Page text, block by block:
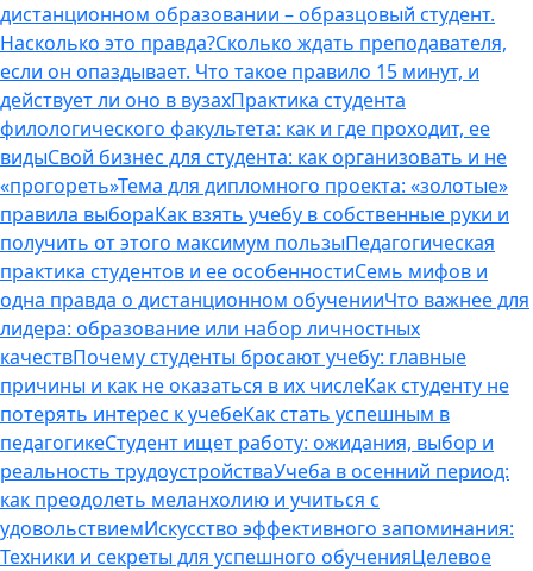
дистанционном образовании – образцовый студент.
Насколько это правда?Сколько ждать преподавателя,
если он опаздывает. Что такое правило 15 минут, и
действует ли оно в вузахПрактика студента
филологического факультета: как и где проходит, ее
видыСвой бизнес для студента: как организовать и не
«прогореть»Тема для дипломного проекта: «золотые»
правила выбораКак взять учебу в собственные руки и
получить от этого максимум пользыПедагогическая
практика студентов и ее особенностиСемь мифов и
одна правда о дистанционном обученииЧто важнее для
лидера: образование или набор личностных
качествПочему студенты бросают учебу: главные
причины и как не оказаться в их числеКак студенту не
потерять интерес к учебеКак стать успешным в
педагогикеСтудент ищет работу: ожидания, выбор и
реальность трудоустройстваУчеба в осенний период:
как преодолеть меланхолию и учиться с
удовольствиемИскусство эффективного запоминания:
Техники и секреты для успешного обученияЦелевое